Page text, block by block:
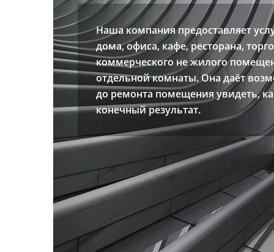
Наша компания предоставляет
дома, офиса, кафе, ресторана,
коммерческого не жилого
отдельной комнаты. Она даёт
до ремонта помещения увидеть,
конечный результат.